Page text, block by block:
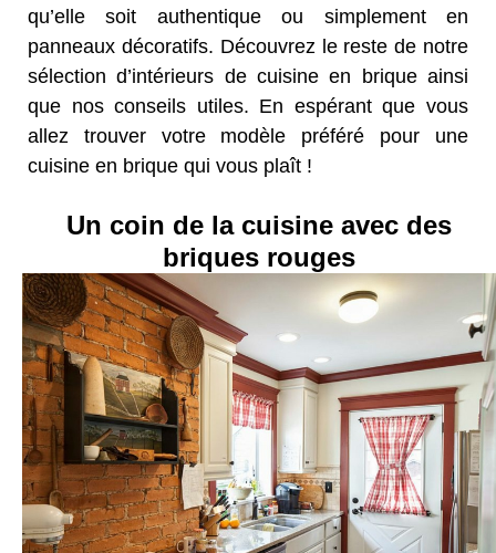
qu’elle soit authentique ou simplement en
panneaux décoratifs. Découvrez le reste de notre
sélection d’intérieurs de cuisine en brique ainsi
que nos conseils utiles. En espérant que vous
allez trouver votre modèle préféré pour une
cuisine en brique qui vous plaît !
Un coin de la cuisine avec des
briques rouges